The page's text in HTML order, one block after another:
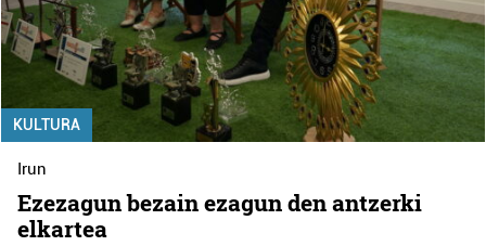
KULTURA
Irun
Ezezagun bezain ezagun den antzerki
elkartea